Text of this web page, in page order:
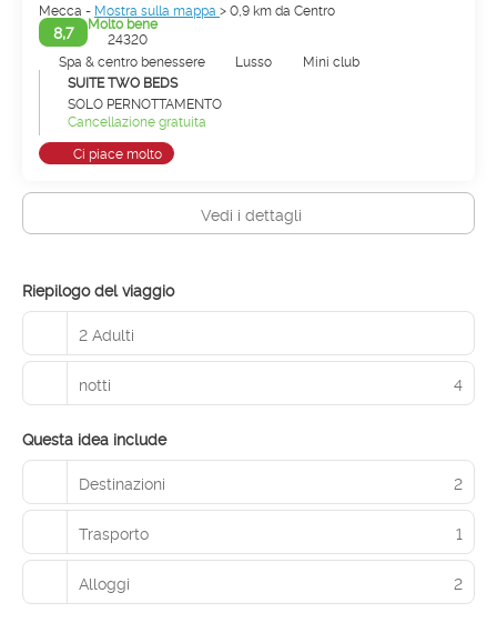
Mecca - Mostra sulla mappa > 0,9 km da Centro
8,7
Molto bene
24320
Spa & centro benessere
Lusso
Mini club
SUITE TWO BEDS
SOLO PERNOTTAMENTO
Cancellazione gratuita
Ci piace molto
Vedi i dettagli
Riepilogo del viaggio
2 Adulti
notti 4
Questa idea include
Destinazioni 2
Trasporto 1
Alloggi 2